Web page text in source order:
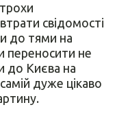
свідомості
до тями на
переносити не
до Києва на
дуже цікаво